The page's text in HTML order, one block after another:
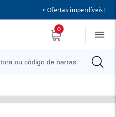
• Ofertas imperdíveis!
0